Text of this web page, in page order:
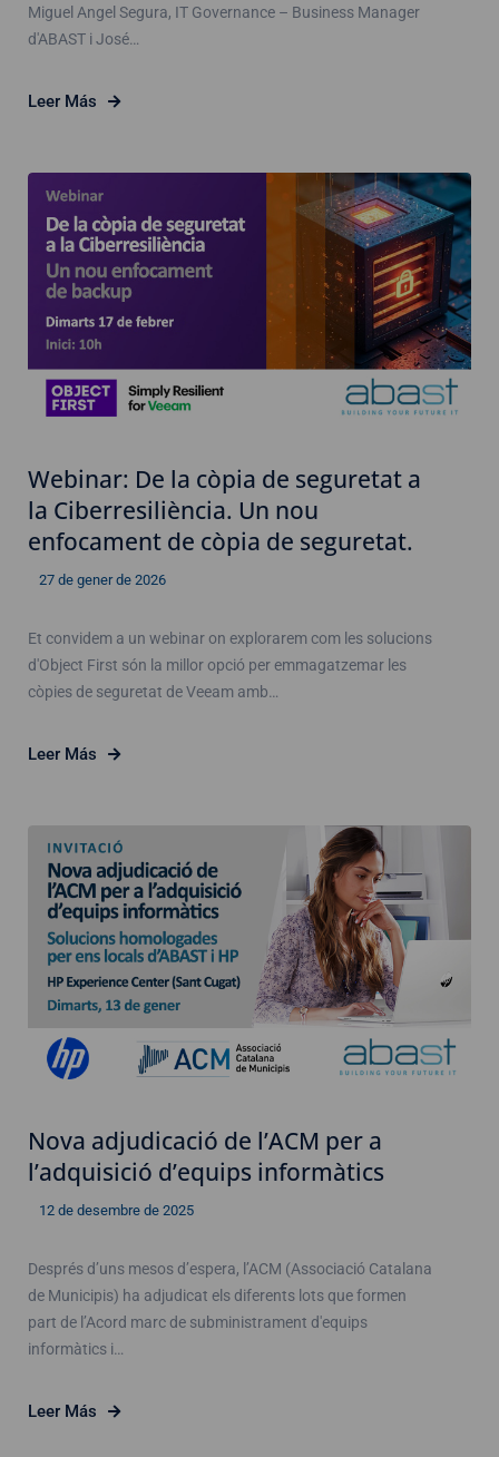
Miguel Angel Segura, IT Governance – Business Manager
d'ABAST i José…
Leer Más
Webinar: De la còpia de seguretat a
la Ciberresiliència. Un nou
enfocament de còpia de seguretat.
27 de gener de 2026
Et convidem a un webinar on explorarem com les solucions
d'Object First són la millor opció per emmagatzemar les
còpies de seguretat de Veeam amb…
Leer Más
Nova adjudicació de l’ACM per a
l’adquisició d’equips informàtics
12 de desembre de 2025
Després d’uns mesos d’espera, l’ACM (Associació Catalana
de Municipis) ha adjudicat els diferents lots que formen
part de l’Acord marc de subministrament d'equips
informàtics i…
Leer Más